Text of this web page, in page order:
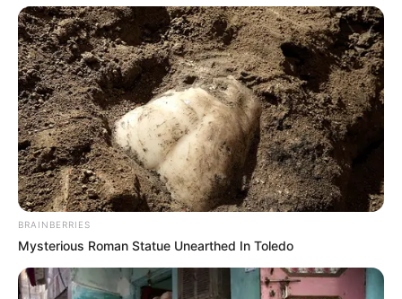
COMPARTIR
ALERTA BOGOTÁ EN GOOGLE NEWS
TEMAS RELACIONADOS
NOTICIAS ANTIOQUIA
ALERTA PAISA
MES DE LA NIÑEZ
BELLO, ANTIOQUIA
NIÑOS Y NIÑAS
ALCALDÍA DE BELLO
MANTÉNGASE EN ALERTA
BRAINBERRIES
Mysterious Roman Statue Unearthed In Toledo